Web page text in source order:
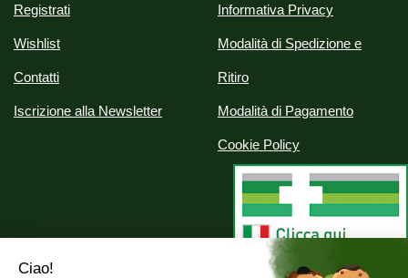
Registrati
Wishlist
Contatti
Iscrizione alla Newsletter
Informativa Privacy
Modalità di Spedizione e
Ritiro
Modalità di Pagamento
Cookie Policy